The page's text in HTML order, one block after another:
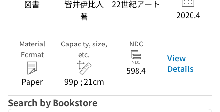
図書
皆井伊比人
著
22世紀アート
2020.4
Material
Format
Paper
Capacity, size,
etc.
99p ; 21cm
NDC
598.4
View
Details
Search by Bookstore